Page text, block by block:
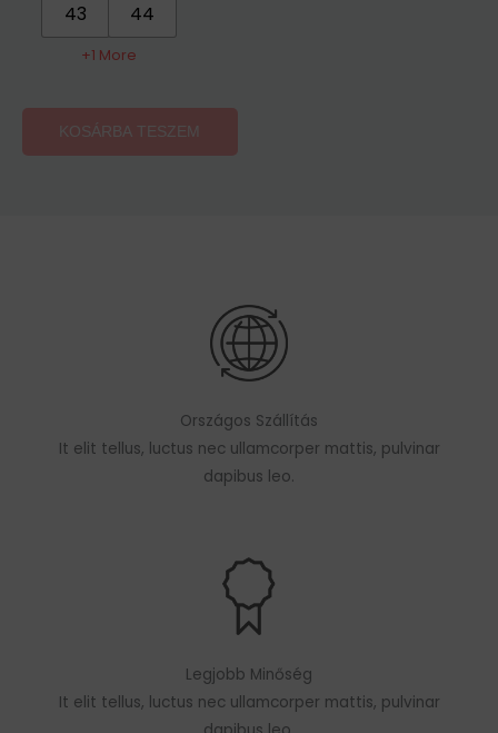
43 44
+1 More
KOSÁRBA TESZEM
Országos Szállítás
It elit tellus, luctus nec ullamcorper mattis, pulvinar
dapibus leo.
Legjobb Minőség
It elit tellus, luctus nec ullamcorper mattis, pulvinar